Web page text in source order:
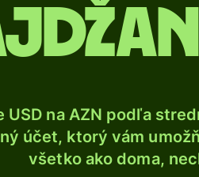
USD na AZN podľa
účet, ktorý vám
všetko ako doma,